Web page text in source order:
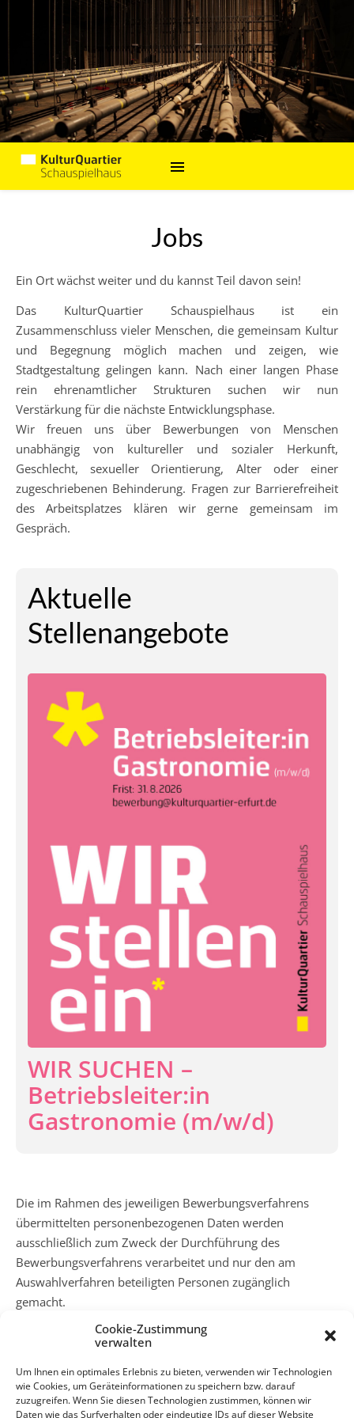
Cookie-Zustimmung
verwalten
Um Ihnen ein optimales Erlebnis zu bieten, verwenden wir Technologien
wie Cookies, um Geräteinformationen zu speichern bzw. darauf
zuzugreifen. Wenn Sie diesen Technologien zustimmen, können wir
Daten wie das Surfverhalten oder eindeutige IDs auf dieser Website
Jobs
Ein Ort wächst weiter und du kannst Teil davon sein!
Das KulturQuartier Schauspielhaus ist ein
Zusammenschluss vieler Menschen, die gemeinsam Kultur
und Begegnung möglich machen und zeigen, wie
Stadtgestaltung gelingen kann. Nach einer langen Phase
rein ehrenamtlicher Strukturen suchen wir nun
Verstärkung für die nächste Entwicklungsphase.
Wir freuen uns über Bewerbungen von Menschen
unabhängig von kultureller und sozialer Herkunft,
Geschlecht, sexueller Orientierung, Alter oder einer
zugeschriebenen Behinderung. Fragen zur Barrierefreiheit
des Arbeitsplatzes klären wir gerne gemeinsam im
Gespräch.
Aktuelle
Stellenangebote
WIR SUCHEN –
Betriebsleiter:in
Gastronomie (m/w/d)
Die im Rahmen des jeweiligen Bewerbungsverfahrens
übermittelten personenbezogenen Daten werden
ausschließlich zum Zweck der Durchführung des
Bewerbungsverfahrens verarbeitet und nur den am
Auswahlverfahren beteiligten Personen zugänglich
gemacht.
Sofern keine gesetzlichen Aufbewahrungspflichten
bestehen oder eine ausdrückliche Einwilligung zur längeren
nach Abschluss des Bewerbungsverfahrens
datenschutzkonform gelöscht.